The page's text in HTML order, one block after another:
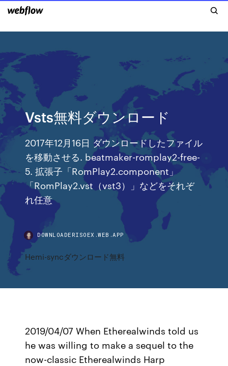
Vsts無料ダウンロード
2017年12月16日 ダウンロードしたファイル
を移動させる. beatmaker-romplay2-free-
5. 拡張子「RomPlay2.component」
「RomPlay2.vst（vst3）」などをそれぞ
れ任意
DOWNLOADERISOEX.WEB.APP
Hemi-syncダウンロード無料
2019/04/07 When Etherealwinds told us
he was willing to make a sequel to the
now-classic Etherealwinds Harp